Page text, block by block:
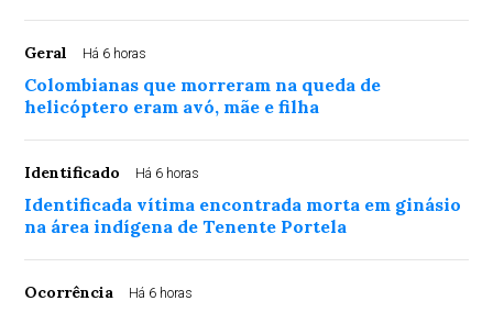
Geral Há 6 horas
Colombianas que morreram na queda de
helicóptero eram avó, mãe e filha
Identificado Há 6 horas
Identificada vítima encontrada morta em ginásio
na área indígena de Tenente Portela
Ocorrência Há 6 horas